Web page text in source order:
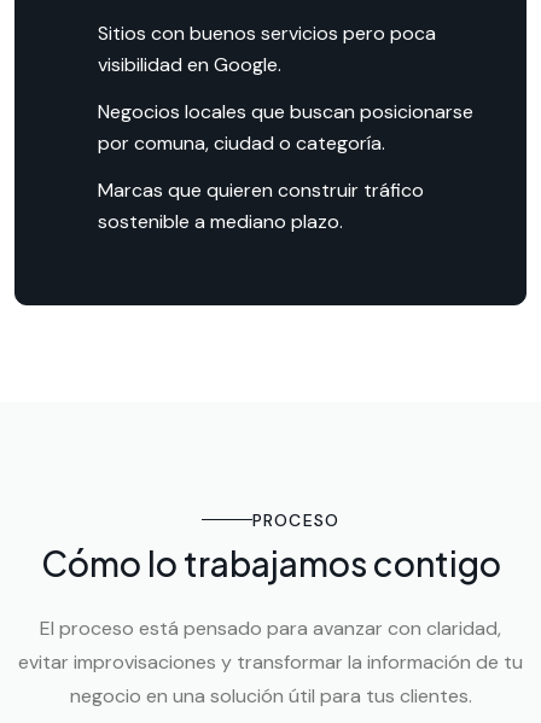
Sitios con buenos servicios pero poca
visibilidad en Google.
Negocios locales que buscan posicionarse
por comuna, ciudad o categoría.
Marcas que quieren construir tráfico
sostenible a mediano plazo.
PROCESO
Cómo lo trabajamos contigo
El proceso está pensado para avanzar con claridad,
evitar improvisaciones y transformar la información de tu
negocio en una solución útil para tus clientes.